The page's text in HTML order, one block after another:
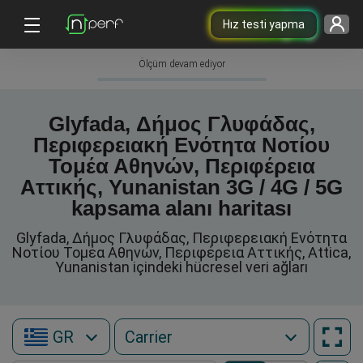
Hız testi yapma
Ölçüm devam ediyor
Glyfada, Δήμος Γλυφάδας,
Περιφερειακή Ενότητα Νοτίου
Τομέα Αθηνών, Περιφέρεια
Αττικής, Yunanistan 3G / 4G / 5G
kapsama alanı haritası
Glyfada, Δήμος Γλυφάδας, Περιφερειακή Ενότητα
Νοτίου Τομέα Αθηνών, Περιφέρεια Αττικής, Attica,
Yunanistan içindeki hücresel veri ağları
GR